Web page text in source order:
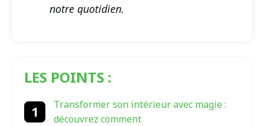
notre quotidien.
LES POINTS :
Transformer son intérieur avec magie :
découvrez comment